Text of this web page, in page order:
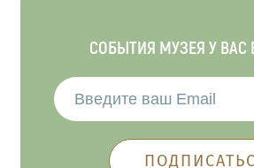
СОБЫТИЯ МУЗЕЯ У ВАС